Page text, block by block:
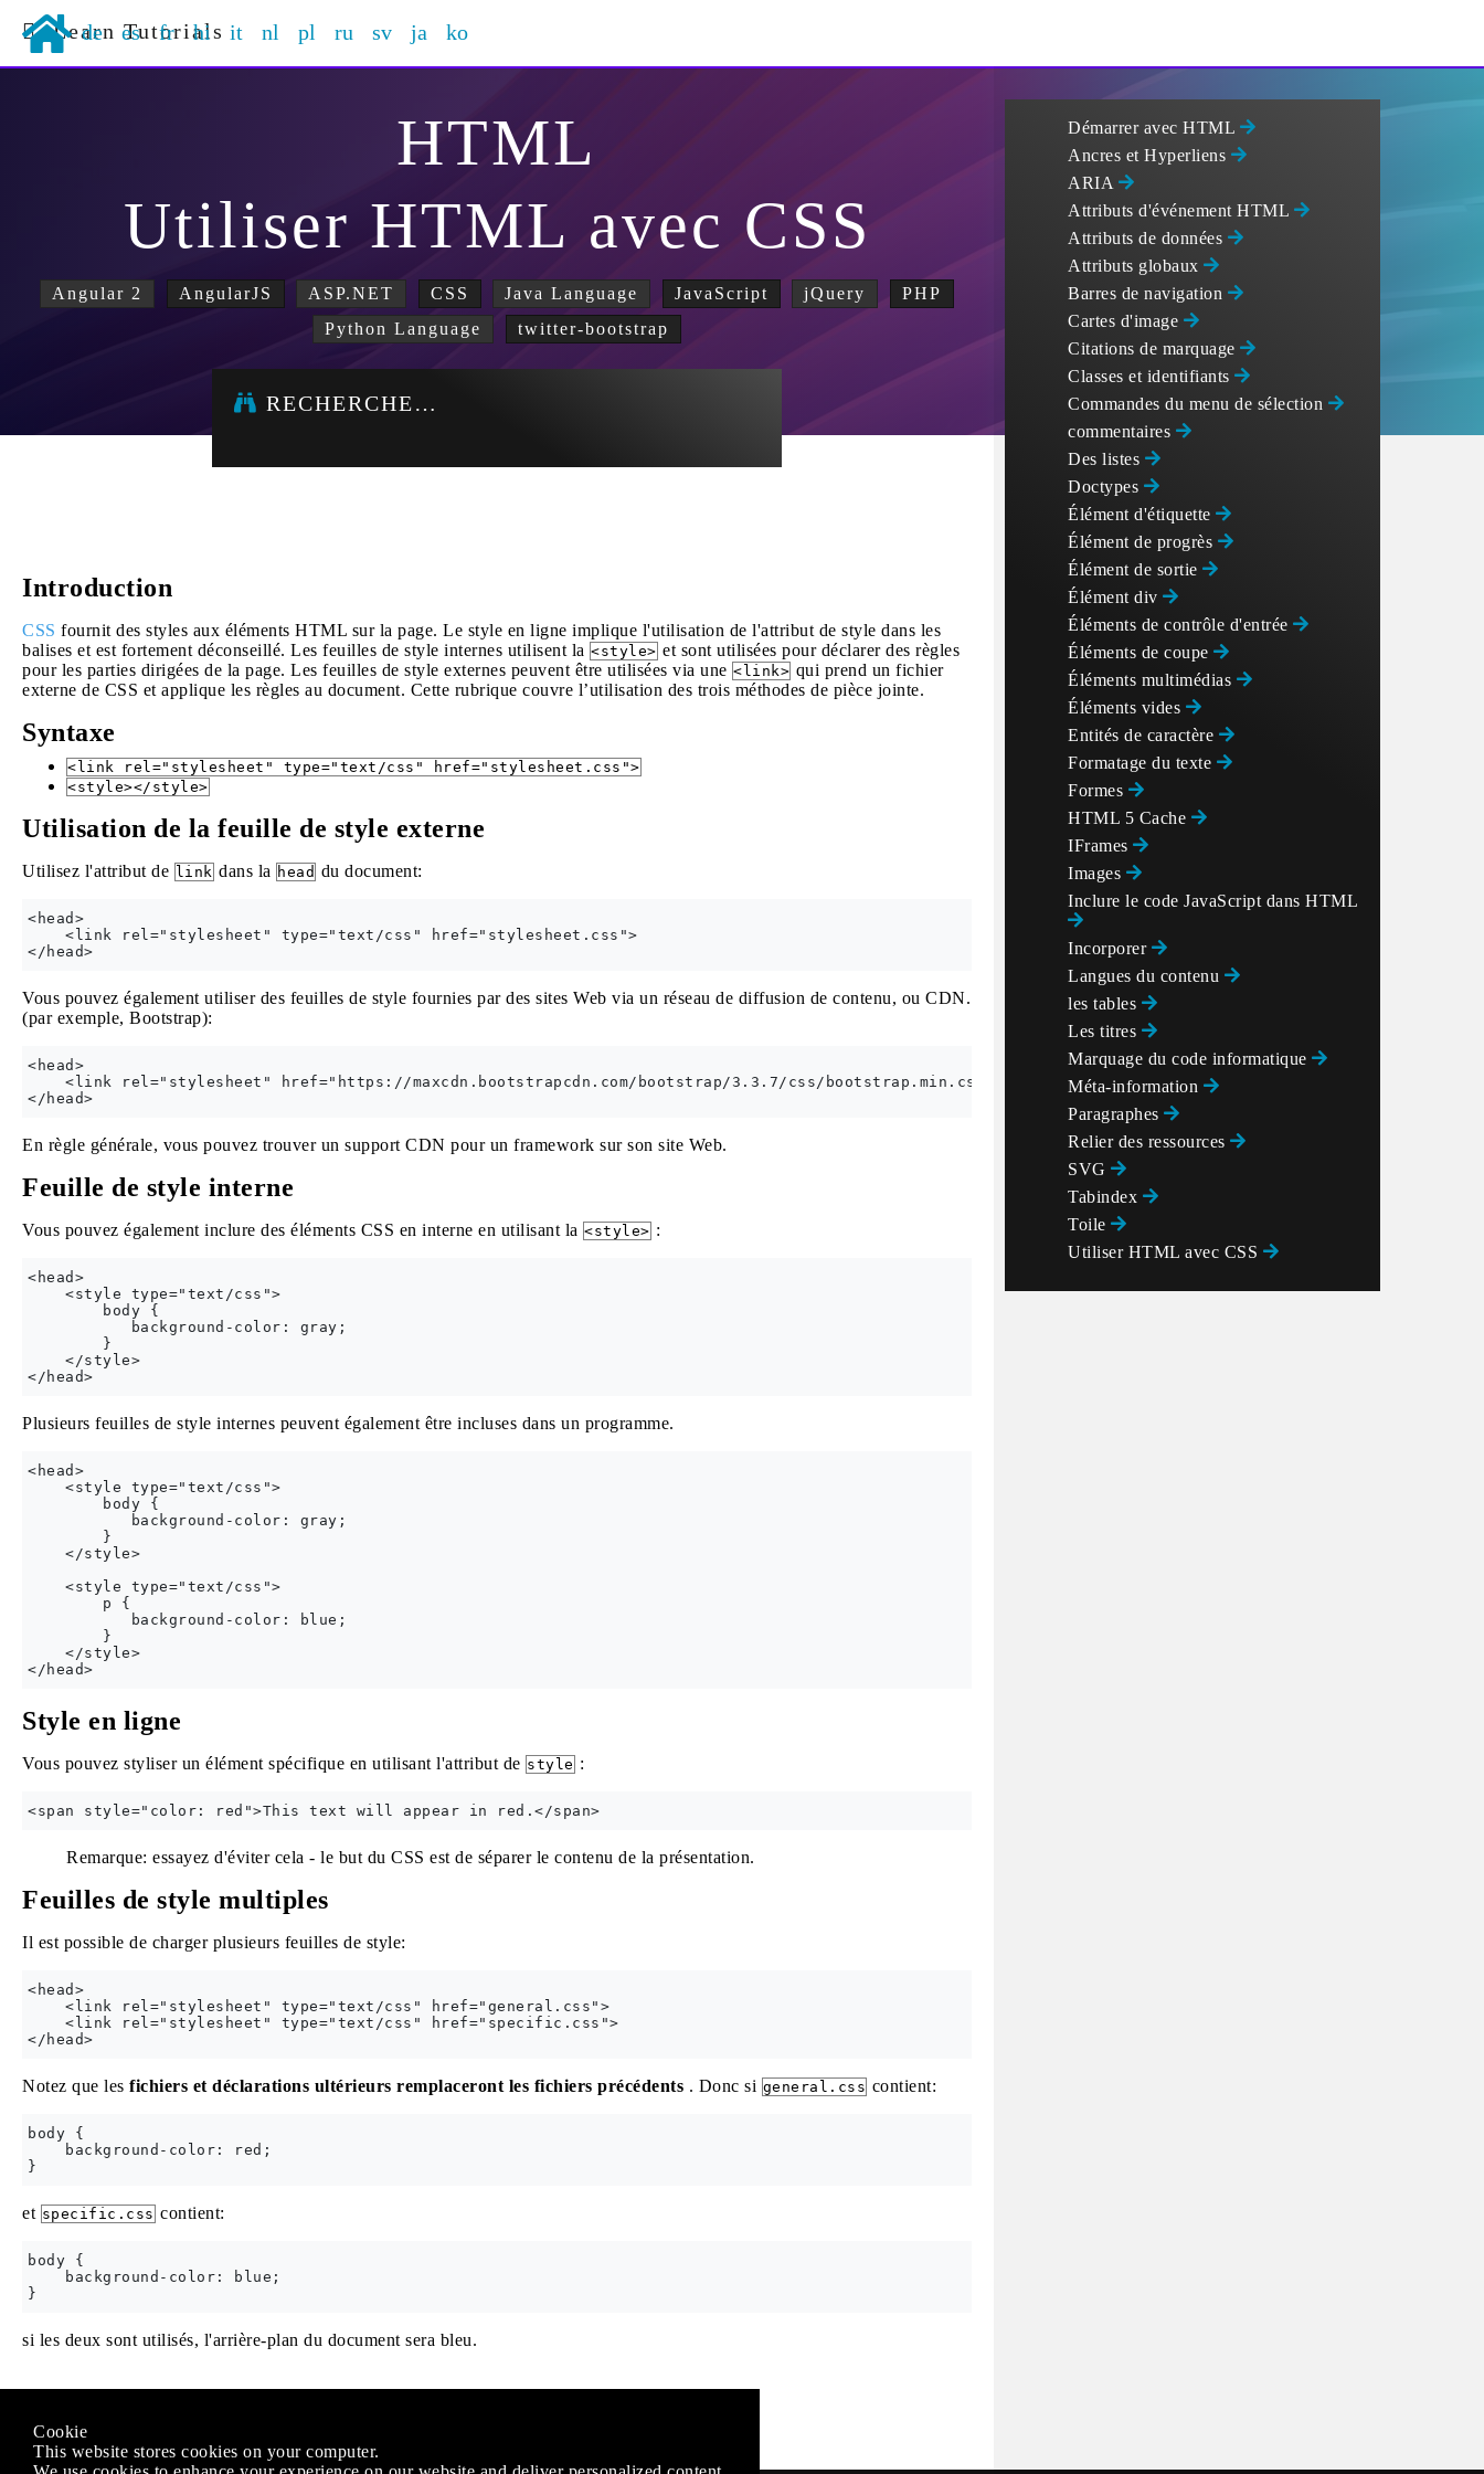
Learn Tutorials
de es fr hi it nl pl ru sv ja ko
HTML
Utiliser HTML avec CSS
Angular 2 AngularJS ASP.NET CSS Java Language JavaScript jQuery
PHP
Python Language
twitter-bootstrap
RECHERCHE…
Introduction
CSS fournit des styles aux éléments HTML sur la page. Le style en ligne implique l'utilisation de l'attribut de style dans les
balises et est fortement déconseillé. Les feuilles de style internes utilisent la <style> et sont utilisées pour déclarer des règles
pour les parties dirigées de la page. Les feuilles de style externes peuvent être utilisées via une <link> qui prend un fichier
externe de CSS et applique les règles au document. Cette rubrique couvre l’utilisation des trois méthodes de pièce jointe.
Syntaxe
<link rel="stylesheet" type="text/css" href="stylesheet.css">
<style></style>
Utilisation de la feuille de style externe
Utilisez l'attribut de link dans la head du document:
<head>
    <link rel="stylesheet" type="text/css" href="stylesheet.css">
Vous pouvez également utiliser des feuilles de style fournies par des sites Web via un réseau de diffusion de contenu, ou CDN.
(par exemple, Bootstrap):
<head>
<link rel="stylesheet" href="https://maxcdn.bootstrapcdn.com/bootstrap/3.3.7/css/bootstrap.min.css" integrity="sha384-
En règle générale, vous pouvez trouver un support CDN pour un framework sur son site Web.
Feuille de style interne
Vous pouvez également inclure des éléments CSS en interne en utilisant la <style> :
<head>
    <style type="text/css">
        body {
           background-color: gray;
        }
    </style>
Plusieurs feuilles de style internes peuvent également être incluses dans un programme.
<head>
    <style type="text/css">
        body {
           background-color: gray;
        }
    </style>
    <style type="text/css">
        p {
           background-color: blue;
        }
    </style>
Style en ligne
Vous pouvez styliser un élément spécifique en utilisant l'attribut de style :
Remarque: essayez d'éviter cela - le but du CSS est de séparer le contenu de la présentation.
Feuilles de style multiples
Il est possible de charger plusieurs feuilles de style:
<head>
    <link rel="stylesheet" type="text/css" href="general.css">
    <link rel="stylesheet" type="text/css" href="specific.css">
Notez que les fichiers et déclarations ultérieurs remplaceront les fichiers précédents . Donc si general.css contient:
body {
    background-color: red;
et specific.css contient:
body {
    background-color: blue;
si les deux sont utilisés, l'arrière-plan du document sera bleu.
Sous licence
Non affilié àStack Overflow
Démarrer avec HTML
Ancres et Hyperliens
ARIA
Attributs d'événement HTML
Attributs de données
Attributs globaux
Barres de navigation
Cartes d'image
Citations de marquage
Classes et identifiants
Commandes du menu de sélection
commentaires
Des listes
Doctypes
Élément d'étiquette
Élément de progrès
Élément de sortie
Élément div
Éléments de contrôle d'entrée
Éléments de coupe
Éléments multimédias
Éléments vides
Entités de caractère
Formatage du texte
Formes
HTML 5 Cache
IFrames
Images
Inclure le code JavaScript dans HTML
Incorporer
Langues du contenu
les tables
Les titres
Marquage du code informatique
Méta-information
Paragraphes
Relier des ressources
SVG
Tabindex
Toile
Utiliser HTML avec CSS
Cookie
This website stores cookies on your computer.